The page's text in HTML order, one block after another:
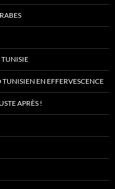
TUNISIE
TUNISIEN EN EFFERVESCENCE
APRÈS !